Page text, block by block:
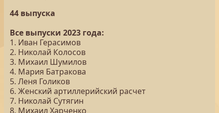
44 выпуска
Все выпуски 2023 года:
1. Иван Герасимов
2. Николай Колосов
3. Михаил Шумилов
4. Мария Батракова
5. Леня Голиков
6. Женский артиллерийский расчет
7. Николай Сутягин
8. Михаил Харченко